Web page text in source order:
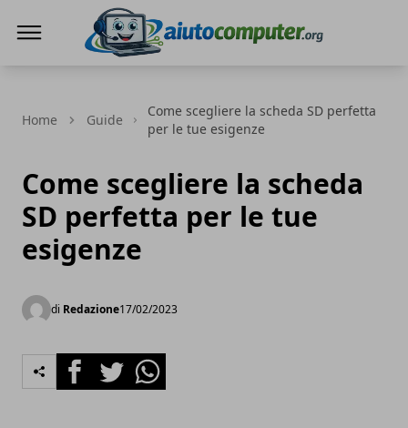
Home Guide
Come scegliere la scheda SD perfetta
per le tue esigenze
Come scegliere la scheda
SD perfetta per le tue
esigenze
di Redazione17/02/2023
FacebookTwitterWhatsapp